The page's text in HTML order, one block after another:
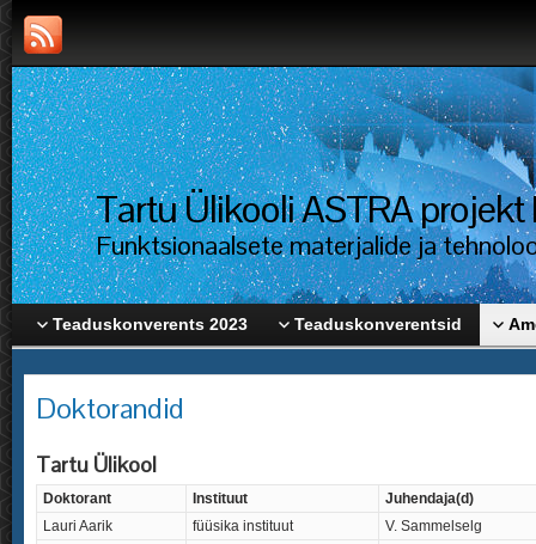
Tartu Ülikooli ASTRA projekt
Funktsionaalsete materjalide ja
Teaduskonverents 2023 Teaduskonverentsid
Doktorandid
Tartu Ülikool
Doktorant Instituut
Juhendaja(d)
Lauri Aarik
füüsika instituut
V. Sammelselg